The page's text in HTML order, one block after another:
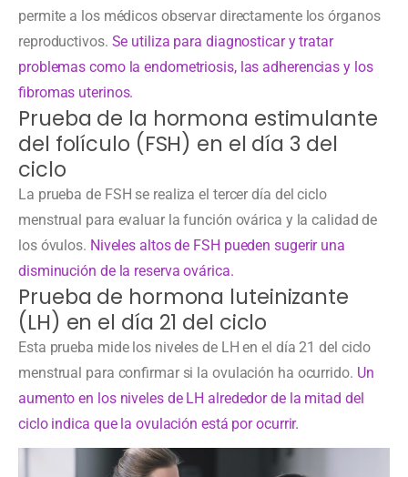
permite a los médicos observar directamente los órganos
reproductivos. Se utiliza para diagnosticar y tratar
problemas como la endometriosis, las adherencias y los
fibromas uterinos.
Prueba de la hormona estimulante
del folículo (FSH) en el día 3 del
ciclo
La prueba de FSH se realiza el tercer día del ciclo
menstrual para evaluar la función ovárica y la calidad de
los óvulos. Niveles altos de FSH pueden sugerir una
disminución de la reserva ovárica.
Prueba de hormona luteinizante
(LH) en el día 21 del ciclo
Esta prueba mide los niveles de LH en el día 21 del ciclo
menstrual para confirmar si la ovulación ha ocurrido. Un
aumento en los niveles de LH alrededor de la mitad del
ciclo indica que la ovulación está por ocurrir.